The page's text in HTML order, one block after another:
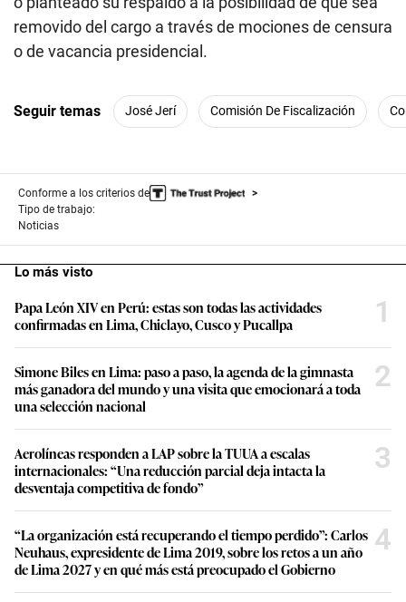
removido del cargo a través de mociones de censura
o de vacancia presidencial.
Seguir temas José Jerí Comisión De Fiscalización
Conforme a los criterios de
Tipo de trabajo:
Noticias
Lo más visto
Papa León XIV en Perú: estas son todas las actividades
confirmadas en Lima, Chiclayo, Cusco y Pucallpa
1
Simone Biles en Lima: paso a paso, la agenda de la gimnasta
más ganadora del mundo y una visita que emocionará a toda
una selección nacional
2
Aerolíneas responden a LAP sobre la TUUA a escalas
internacionales: “Una reducción parcial deja intacta la
desventaja competitiva de fondo”
3
“La organización está recuperando el tiempo perdido”: Carlos
Neuhaus, expresidente de Lima 2019, sobre los retos a un año
de Lima 2027 y en qué más está preocupado el Gobierno
4